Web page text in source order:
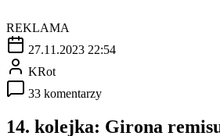
REKLAMA
27.11.2023 22:54
KRot
33 komentarzy
14. kolejka: Girona